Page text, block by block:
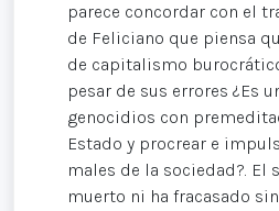
parece concordar con el
de Feliciano que piensa
de capitalismo
pesar de sus errores ¿Es
genocidios con
Estado y procrear e
males de la sociedad?. El
muerto ni ha fracasado